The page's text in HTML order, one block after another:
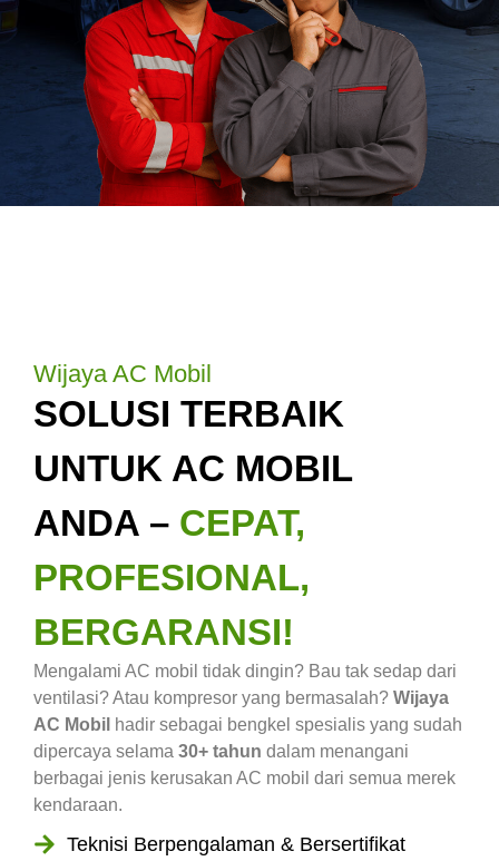
Wijaya AC Mobil
SOLUSI TERBAIK
UNTUK AC MOBIL
ANDA – CEPAT,
PROFESIONAL,
BERGARANSI!
Mengalami AC mobil tidak dingin? Bau tak sedap dari
ventilasi? Atau kompresor yang bermasalah? Wijaya
AC Mobil hadir sebagai bengkel spesialis yang sudah
dipercaya selama 30+ tahun dalam menangani
berbagai jenis kerusakan AC mobil dari semua merek
kendaraan.
Teknisi Berpengalaman & Bersertifikat